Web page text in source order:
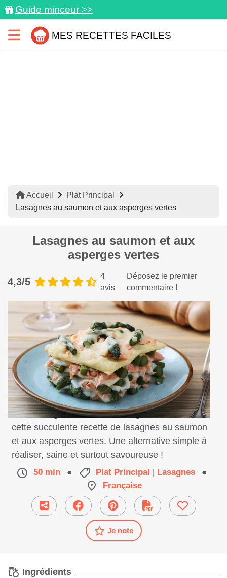
Guide minceur >>
MES RECETTES FACILES
Accueil
Plat Principal
Lasagnes au saumon et aux asperges vertes
Lasagnes au saumon et aux
asperges vertes
4,3/5
4
avis
Déposez le premier
commentaire !
Pour changer de la sauce bolognaise, découvrez
cette succulente recette de lasagnes au saumon
et aux asperges vertes. Une alternative simple à
réaliser, saine et surtout savoureuse !
50 min ● Plat Principal | Lasagnes
●
Française
Je note
Ingrédients